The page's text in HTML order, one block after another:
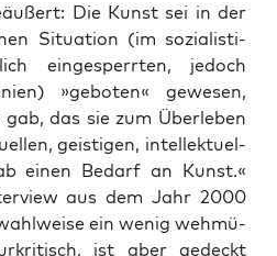
Die Kunst sei in der
Situa­ti­on (im sozia­lis­ti­
ein­ge­sperr­ten, jedoch
»gebo­ten« gewe­sen,
das sie zum Über­le­ben
geis­ti­gen, intel­lek­tu­el­
einen Bedarf an Kunst.«
aus dem Jahr 2000
ein wenig weh­mü­
ist aber gedeckt